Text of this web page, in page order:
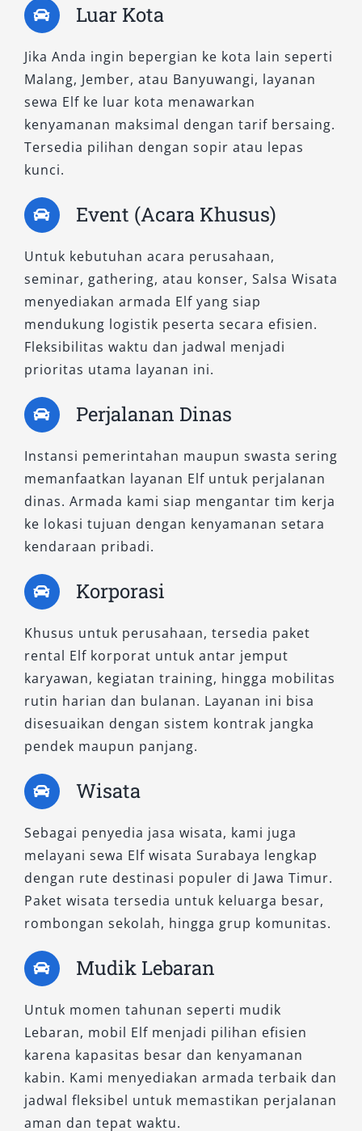
yang lebih kedap suara, dan performa mesin
yang lebih bertenaga namun tetap hemat
bahan bakar. Kapasitas duduknya bervariasi
antara 16 hingga 20 penumpang tergantung
konfigurasi, dengan ruang bagasi lebih luas
dan kabin lebih lega dibandingkan varian
sebelumnya.
untuk perjalanan bisnis, delegasi tamu, hingga
operasional perusahaan. Dengan fitur
keamanan lebih lengkap serta efisiensi
operasional, tipe ini menjadi solusi ideal untuk
pelanggan yang mengutamakan kenyamanan
dan citra profesional.
Keunggulan:
Teknologi mesin generasi terbaru yang
ramah lingkungan
Opsi sewa harian 24 jam atau bulanan
untuk penggunaan intensif
Kami memahami bahwa setiap kebutuhan
transportasi memiliki karakteristik berbeda.
mobil Elf ini secara lengkap, dengan harga
bersaing, pelayanan ramah, serta sopir
berpengalaman yang memahami medan jalan
di wilayah Jawa Timur.
Bagi Anda yang sedang mencari rental mobil
Elf Surabaya terdekat, Salsa Wisata adalah
solusi terpercaya. Kami memberikan layanan
lokasi strategis lainnya, dengan fleksibilitas
waktu dan tipe kendaraan sesuai permintaan.
Ingin konsultasi atau reservasi? Hubungi kami
sekarang untuk mendapatkan harga sewa Elf
terbaru dan pilihan armada sesuai kebutuhan
perjalanan Anda.
Luar Kota
Jika Anda ingin bepergian ke kota lain seperti
Malang, Jember, atau Banyuwangi, layanan
sewa Elf ke luar kota menawarkan
kenyamanan maksimal dengan tarif bersaing.
Tersedia pilihan dengan sopir atau lepas
kunci.
Event (Acara Khusus)
Untuk kebutuhan acara perusahaan,
seminar, gathering, atau konser, Salsa Wisata
menyediakan armada Elf yang siap
mendukung logistik peserta secara efisien.
Fleksibilitas waktu dan jadwal menjadi
prioritas utama layanan ini.
Perjalanan Dinas
Instansi pemerintahan maupun swasta sering
memanfaatkan layanan Elf untuk perjalanan
dinas. Armada kami siap mengantar tim kerja
ke lokasi tujuan dengan kenyamanan setara
kendaraan pribadi.
Korporasi
Khusus untuk perusahaan, tersedia paket
rental Elf korporat untuk antar jemput
karyawan, kegiatan training, hingga mobilitas
rutin harian dan bulanan. Layanan ini bisa
disesuaikan dengan sistem kontrak jangka
pendek maupun panjang.
Wisata
Sebagai penyedia jasa wisata, kami juga
melayani sewa Elf wisata Surabaya lengkap
dengan rute destinasi populer di Jawa Timur.
Paket wisata tersedia untuk keluarga besar,
rombongan sekolah, hingga grup komunitas.
Mudik Lebaran
Untuk momen tahunan seperti mudik
Lebaran, mobil Elf menjadi pilihan efisien
karena kapasitas besar dan kenyamanan
kabin. Kami menyediakan armada terbaik dan
jadwal fleksibel untuk memastikan perjalanan
aman dan tepat waktu.